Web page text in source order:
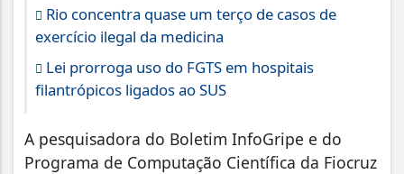
Rio concentra quase um terço de casos de
exercício ilegal da medicina
Lei prorroga uso do FGTS em hospitais
filantrópicos ligados ao SUS
A pesquisadora do Boletim InfoGripe e do
Programa de Computação Científica da Fiocruz